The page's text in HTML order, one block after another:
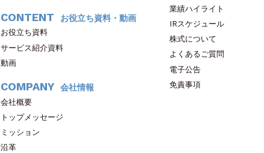
CONTENT お役立ち資料・動画
お役立ち資料
サービス紹介資料
動画
COMPANY 会社情報
会社概要
トップメッセージ
ミッション
沿革
業績ハイライト
IRスケジュール
株式について
よくあるご質問
電子公告
免責事項